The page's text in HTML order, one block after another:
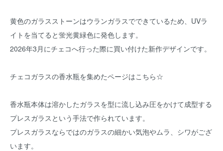
黄色のガラスストーンはウランガラスでできているため、UVラ
イトを当てると蛍光黄緑色に発色します。
2026年3月にチェコへ行った際に買い付けた新作デザインです。
チェコガラスの香水瓶を集めたページはこちら☆
香水瓶本体は溶かしたガラスを型に流し込み圧をかけて成型する
プレスガラスという手法で作られています。
プレスガラスならではのガラスの細かい気泡やムラ、シワがござ
います。